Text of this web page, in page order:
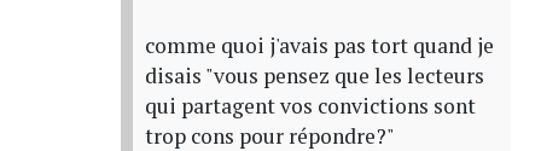
comme quoi j'avais pas tort quand je
disais "vous pensez que les lecteurs
qui partagent vos convictions sont
trop cons pour répondre?"